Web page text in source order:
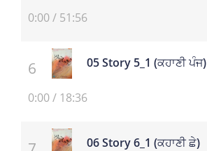
0:00/ 51:56
05 Story 5_1 (ਕਹਾਣੀ ਪੰਜ)
0:00/ 18:36
06 Story 6_1 (ਕਹਾਣੀ ਛੇ)